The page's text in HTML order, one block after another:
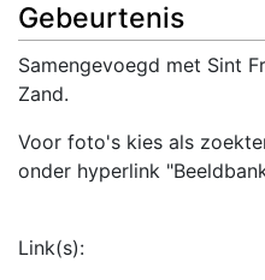
Gebeurtenis
Samengevoegd met Sint
Zand.
Voor foto's kies als
onder hyperlink
Link(s):